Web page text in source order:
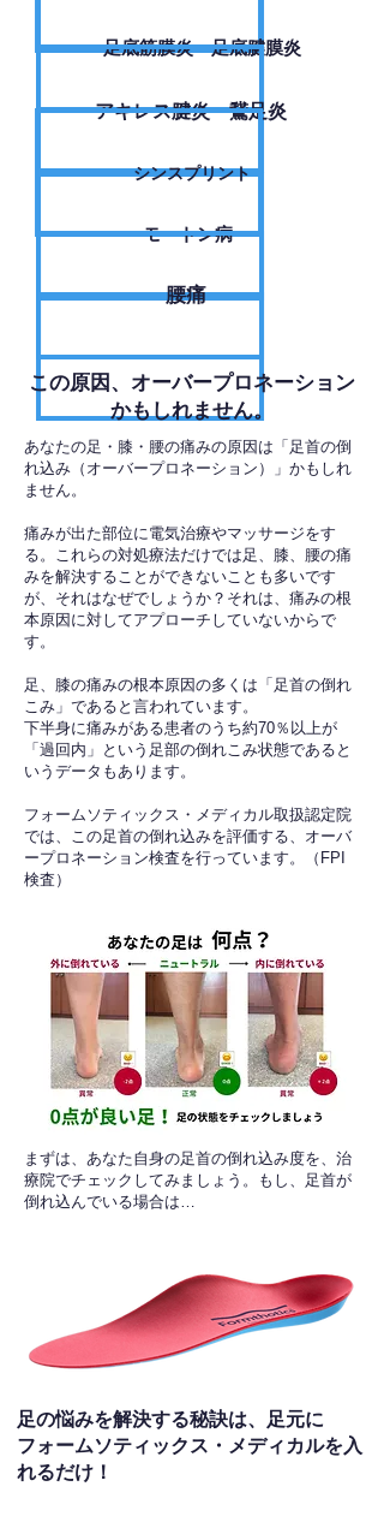
足底筋膜炎・足底腱膜炎
アキレス腱炎・鵞足炎
シンスプリント
モートン病
腰痛
​この原因、オーバープロネーション
かもしれません。
あなたの足・膝・腰の痛みの原因は「足首の倒
れ込み（オーバープロネーション）」かもしれ
ません。
痛みが出た部位に電気治療やマッサージをす
る。これらの対処療法だけでは足、膝、腰の痛
みを解決することができないことも多いです
が、それはなぜでしょうか？それは、痛みの根
本原因に対してアプローチしていないからで
す。
足、膝の痛みの根本原因の多くは「足首の倒れ
こみ」であると言われています。
下半身に痛みがある患者のうち約70％以上が
「過回内」という足部の倒れこみ状態であると
いうデータもあります。
フォームソティックス・メディカル取扱認定院
では、この足首の倒れ込みを評価する、オーバ
ープロネーション検査を行っています。（FPI
検査）​
​まずは、あなた自身の足首の倒れ込み度を、治
療院でチェックしてみましょう。もし、足首が
倒れ込んでいる場合は…
足の悩みを解決する秘訣は、足元に
フォームソティックス・メディカルを入
れるだけ！